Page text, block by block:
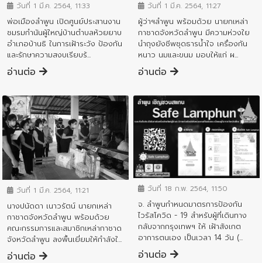
วันที่ 1 มี.ค. 2564, 11:33
พ่อเมืองลำพูน เปิดศูนย์ประสานงาน
ชมรมกำนันผู้ใหญ่บ้านตำบลห้วยยาบ
อำเภอบ้านธิ ในการเฝ้าระวัง ป้องกัน
และรักษาความสงบเรียบร้...
อ่านต่อ
วันที่ 1 มี.ค. 2564, 11:27
ผู้ว่าฯลำพูน พร้อมด้วย นายกเหล่า
กาชาดจังหวัดลำพูน มีความห่วงใย
นำถุงยังชีพชุดธารน้ำใจ เครื่องกัน
หนาว นมและขนม มอบให้แก่ ผ...
อ่านต่อ
ข่าวประชาสัมพันธ์
วันที่ 1 มี.ค. 2564, 11:21
นางปนัดดา เนาวรัตน์ นายกเหล่า
กาชาดจังหวัดลำพูน พร้อมด้วย
คณะกรรมการและสมาชิกเหล่ากาชาด
จังหวัดลำพูน ลงพื้นเยี่ยมให้กำลังใ...
อ่านต่อ
ข่าวประชาสัมพันธ์
วันที่ 18 ก.พ. 2564, 11:50
จ. ลำพูนกำหนดมาตรการป้องกัน
ไวรัสโควิด - 19 สำหรับผู้ที่เดินทาง
กลับจากกรุงเทพฯ ให้ เฝ้าสังเกต
อาการตนเอง เป็นเวลา 14 วัน (...
อ่านต่อ